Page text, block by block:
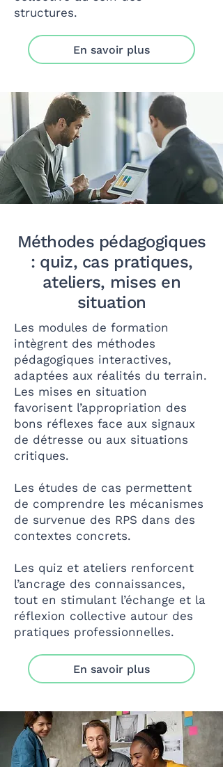
structures.
En savoir plus
Méthodes pédagogiques
: quiz, cas pratiques,
ateliers, mises en
situation
Les modules de formation
intègrent des méthodes
pédagogiques interactives,
adaptées aux réalités du terrain.
Les mises en situation
favorisent l’appropriation des
bons réflexes face aux signaux
de détresse ou aux situations
critiques.
Les études de cas permettent
de comprendre les mécanismes
de survenue des RPS dans des
contextes concrets.
Les quiz et ateliers renforcent
l’ancrage des connaissances,
tout en stimulant l’échange et la
réflexion collective autour des
pratiques professionnelles.
En savoir plus